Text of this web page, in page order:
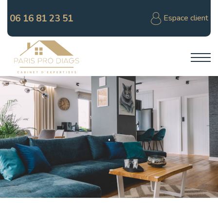
06 16 81 23 51 Espace client
.